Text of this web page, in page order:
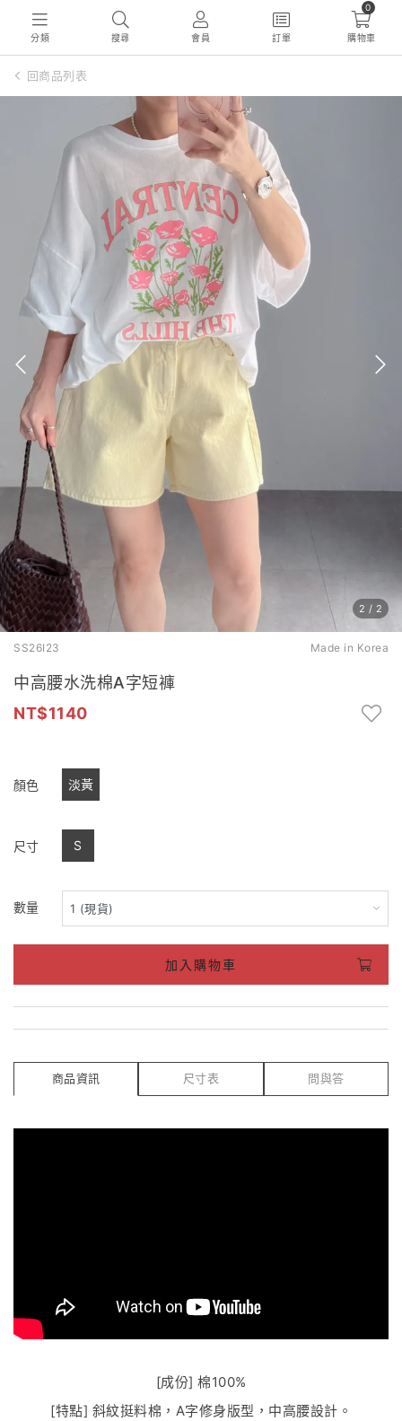
分類 搜尋 會員 訂單
0
購物車
回商品列表
2 / 2
SS26I23 Made in Korea
中高腰水洗棉A字短褲
1140
顏色 淡黃
尺寸 S
數量
加入購物車
商品資訊 尺寸表 問與答
[成份] 棉100%
[特點] 斜紋挺料棉，A字修身版型，中高腰設計。